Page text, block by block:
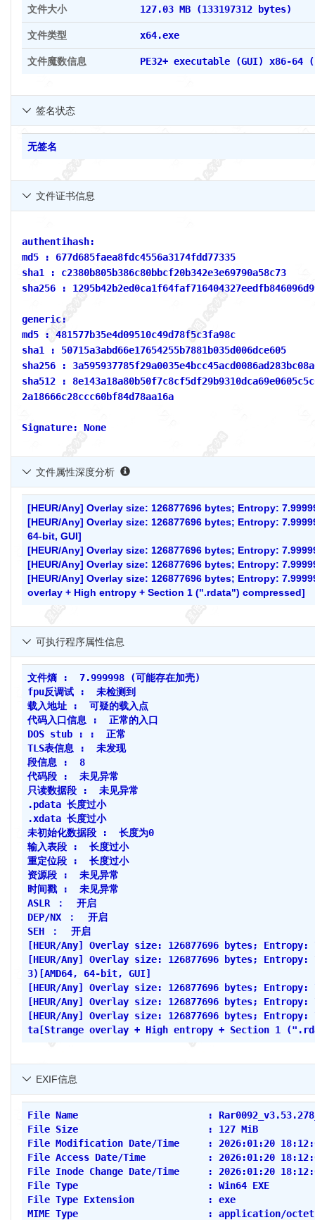
文件大小 127.03 MB (133197312 bytes)
文件类型 x64.exe
文件魔数信息 PE32+ executable (GUI) x86-
签名状态

无签名
文件证书信息

authentihash:
md5 : 677d685faea8fdc4556a3174fdd77335
sha1 : c2380b805b386c80bbcf20b342e3e69790a58c73
sha256 :
generic:
md5 : 481577b35e4d09510c49d78f5c3fa98c
sha1 : 50715a3abd66e17654255b7881b035d006dce605
sha256 :
sha512 :
2a18666c28ccc60bf84d78aa16a
Signature: None
文件属性深度分析

[HEUR/Any] Overlay size: 126877696 bytes; Entropy:
[HEUR/Any] Overlay size: 126877696 bytes; Entropy:
64-bit, GUI]
[HEUR/Any] Overlay size: 126877696 bytes; Entropy:
[HEUR/Any] Overlay size: 126877696 bytes; Entropy:
[HEUR/Any] Overlay size: 126877696 bytes; Entropy:
overlay + High entropy + Section 1 (".rdata") compressed]
可执行程序属性信息

文件熵 : 7.999998 (可能存在加壳)
fpu反调试 : 未检测到
载入地址 : 可疑的载入点
代码入口信息 : 正常的入口
DOS stub : : 正常
TLS表信息 : 未发现
段信息 : 8
代码段 : 未见异常
只读数据段 : 未见异常
.pdata 长度过小
.xdata 长度过小
未初始化数据段 : 长度为0
输入表段 : 长度过小
重定位段 : 长度过小
资源段 : 未见异常
时间戳 : 未见异常
ASLR ： 开启
DEP/NX ： 开启
SEH ： 开启
[HEUR/Any] Overlay size: 126877696 bytes; Entropy:
[HEUR/Any] Overlay size: 126877696 bytes; Entropy:
3)[AMD64, 64-bit, GUI]
[HEUR/Any] Overlay size: 126877696 bytes; Entropy:
[HEUR/Any] Overlay size: 126877696 bytes;
[HEUR/Any] Overlay size: 126877696 bytes; Entropy:
ta[Strange overlay + High entropy + Section 1
EXIF信息

File Name                       :
File Size                       : 127 MiB
File Modification Date/Time     : 2026:01:20
File Access Date/Time           : 2026:01:20
File Inode Change Date/Time     : 2026:01:20
File Type                       : Win64 EXE
File Type Extension             : exe
MIME Type                       : application/